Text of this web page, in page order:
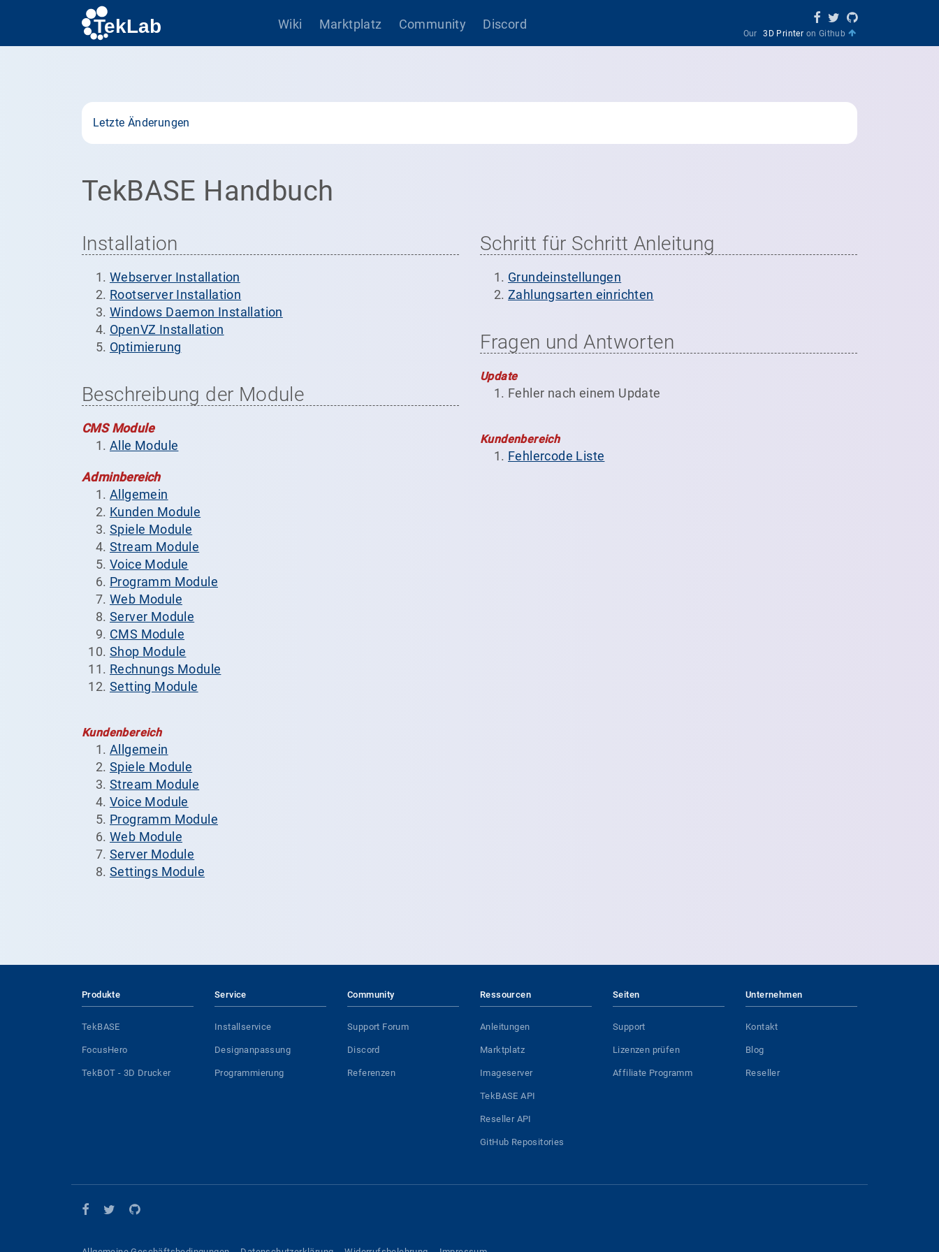
Wiki Marktplatz Community Discord
Our 3D Printer on Github
Letzte Änderungen
TekBASE Handbuch
Installation
Webserver Installation
Rootserver Installation
Windows Daemon Installation
OpenVZ Installation
Optimierung
Beschreibung der Module
CMS Module
Alle Module
Adminbereich
Allgemein
Kunden Module
Spiele Module
Stream Module
Voice Module
Programm Module
Web Module
Server Module
CMS Module
Shop Module
Rechnungs Module
Setting Module
Kundenbereich
Allgemein
Spiele Module
Stream Module
Voice Module
Programm Module
Web Module
Server Module
Settings Module
Schritt für Schritt Anleitung
Grundeinstellungen
Zahlungsarten einrichten
Fragen und Antworten
Update
Fehler nach einem Update
Kundenbereich
Fehlercode Liste
Produkte
TekBASE
FocusHero
TekBOT - 3D Drucker
Service
Installservice
Designanpassung
Programmierung
Community
Support Forum
Discord
Referenzen
Ressourcen
Anleitungen
Marktplatz
Imageserver
TekBASE API
Reseller API
GitHub Repositories
Seiten
Support
Lizenzen prüfen
Affiliate Programm
Unternehmen
Kontakt
Blog
Reseller